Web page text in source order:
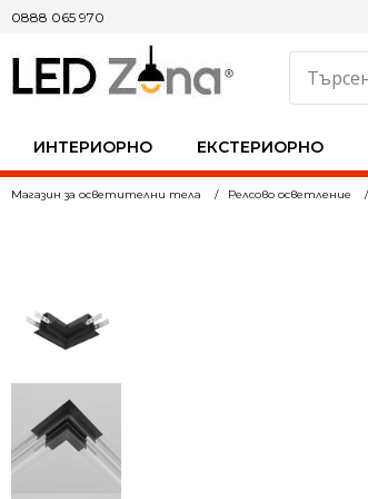
ИНТЕРИОРНО ЕКСТЕРИОРНО
0888 065 970
Магазин за осветителни тела Релсово осветление